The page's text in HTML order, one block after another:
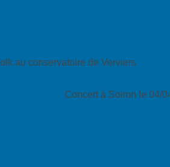
au conservatoire de Verviers
Concert à Soiron le 04/